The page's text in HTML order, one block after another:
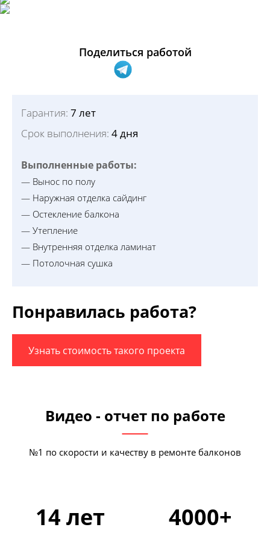
Поделиться работой
Гарантия: 7 лет
Срок выполнения: 4 дня
Выполненные работы:
— Вынос по полу
— Наружная отделка сайдинг
— Остекление балкона
— Утепление
— Внутренняя отделка ламинат
— Потолочная сушка
Понравилась работа?
Узнать стоимость такого проекта
Видео - отчет по работе
№1 по скорости и качеству в ремонте балконов
14 лет 4000+